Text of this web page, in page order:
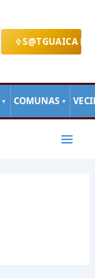
S@TGUAICA
▼ COMUNAS ▼
Main